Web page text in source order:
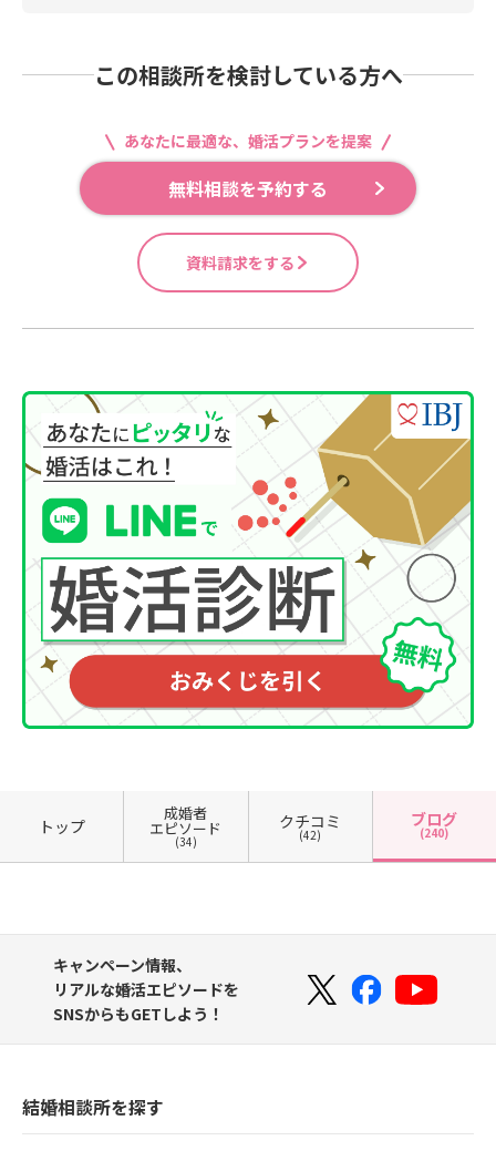
この相談所を検討している方へ
あなたに最適な、婚活プランを提案
無料相談を予約する
資料請求をする
トップ
成婚者
エピソード
(34)
クチコミ
(42)
ブログ
(240)
キャンペーン情報、
リアルな婚活エピソードを
SNSからもGETしよう！
結婚相談所を探す